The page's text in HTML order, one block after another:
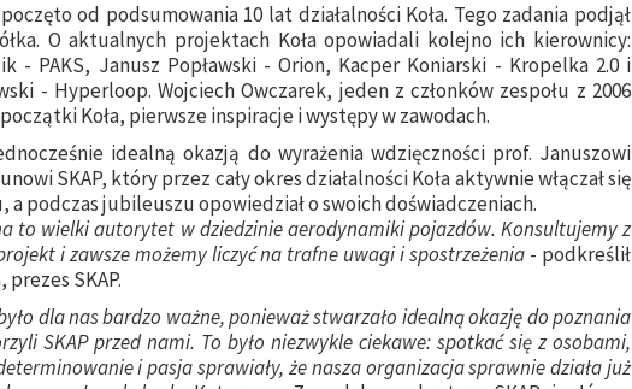
od podsumowania 10 lat działalności Koła. Tego zadania podjął
O aktualnych projektach Koła opowiadali kolejno ich kierownicy:
- PAKS, Janusz Popławski - Orion, Kacper Koniarski - Kropelka 2.0 i
- Hyperloop. Wojciech Owczarek, jeden z członków zespołu z 2006
Koła, pierwsze inspiracje i występy w zawodach.
idealną okazją do wyrażenia wdzięczności prof. Januszowi
SKAP, który przez cały okres działalności Koła aktywnie włączał się
a podczas jubileuszu opowiedział o swoich doświadczeniach.
to wielki autorytet w dziedzinie aerodynamiki pojazdów. Konsultujemy z
i zawsze możemy liczyć na trafne uwagi i spostrzeżenia - podkreślił
SKAP.
dla nas bardzo ważne, ponieważ stwarzało idealną okazję do poznania
SKAP przed nami. To było niezwykle ciekawe: spotkać się z osobami,
i pasja sprawiały, że nasza organizacja sprawnie działa już